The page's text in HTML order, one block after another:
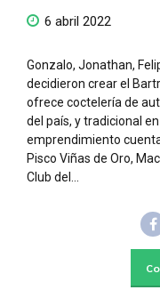
6 abril 2022
Gonzalo, Jonathan,
decidieron crear el
ofrece coctelería de
del país, y tradicional
emprendimiento
Pisco Viñas de Oro,
Club del...